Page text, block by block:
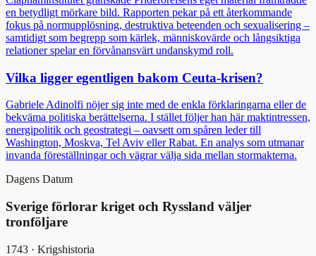
en betydligt mörkare bild. Rapporten pekar på ett återkommande
fokus på normupplösning, destruktiva beteenden och sexualisering –
samtidigt som begrepp som kärlek, människovärde och långsiktiga
relationer spelar en förvånansvärt undanskymd roll.
Vilka ligger egentligen bakom Ceuta-krisen?
Gabriele Adinolfi nöjer sig inte med de enkla förklaringarna eller de
bekväma politiska berättelserna. I stället följer han här maktintressen,
energipolitik och geostrategi – oavsett om spåren leder till
Washington, Moskva, Tel Aviv eller Rabat. En analys som utmanar
invanda föreställningar och vägrar välja sida mellan stormakterna.
Dagens Datum
Sverige förlorar kriget och Ryssland väljer
tronföljare
1743 · Krigshistoria